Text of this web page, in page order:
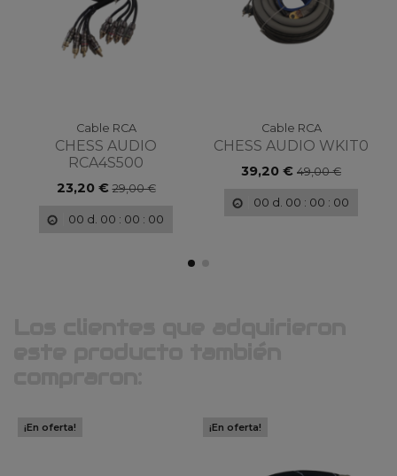
Cable RCA
CHESS AUDIO
RCA4S500
23,20 €29,00 €
00 d. 00 : 00 : 00
Cable RCA
CHESS AUDIO WKIT0
39,20 € 49,00 €
00 d. 00 : 00 : 00
¡En oferta! ¡En oferta!